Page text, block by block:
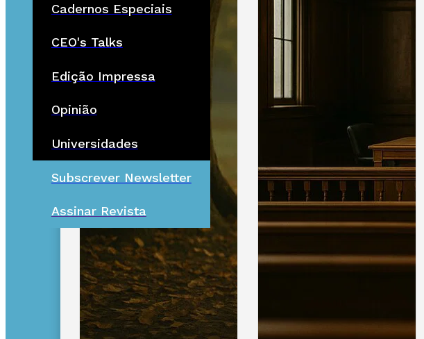
Cadernos Especiais
CEO's Talks
Edição Impressa
Opinião
Universidades
Subscrever Newsletter
Assinar Revista